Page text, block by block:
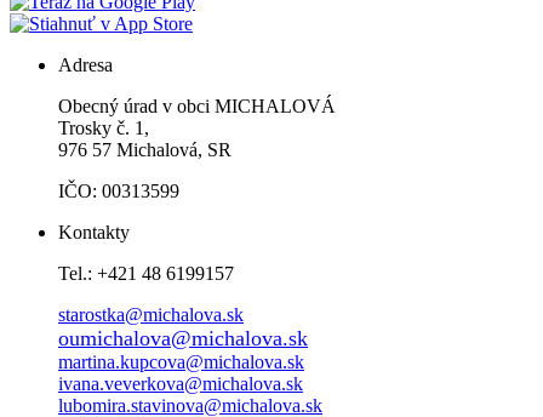
Adresa
Obecný úrad v obci MICHALOVÁ
Trosky č. 1,
976 57 Michalová, SR
IČO: 00313599
Kontakty
Tel.: +421 48 6199157
starostka@michalova.sk
oumichalova@michalova.sk
martina.kupcova@michalova.sk
ivana.veverkova@michalova.sk
lubomira.stavinova@michalova.sk